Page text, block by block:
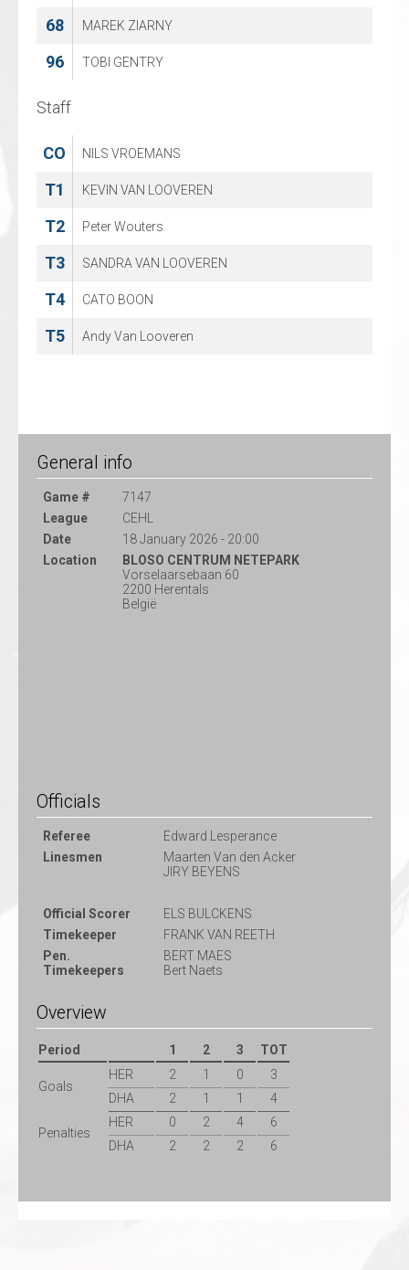
68 MAREK ZIARNY
96 TOBI GENTRY
Staff
CO NILS VROEMANS
T1 KEVIN VAN LOOVEREN
T2 Peter Wouters
T3 SANDRA VAN LOOVEREN
T4 CATO BOON
T5 Andy Van Looveren
91 Rodinyo Bijsterbosch
Staff
CO Marco Postma
T1 Jan Jaap Natte
T2 Jan van Klink
T3 Melanie van Gorkum
T4 Jimmy van Klink
T5 Leslie Kwantes
General info
Game #
7147
League
CEHL
Date
18 January 2026 - 20:00
Location
BLOSO CENTRUM NETEPARK
Vorselaarsebaan 60
2200 Herentals
België
Officials
Referee
Edward Lesperance
Linesmen
Maarten Van den Acker
JIRY BEYENS
Official Scorer
ELS BULCKENS
Timekeeper
FRANK VAN REETH
Pen.
Timekeepers
BERT MAES
Bert Naets
Overview
Period 1 2 3 TOT
Goals
HER 2 1 0
3
DHA
2 1 1 4
Penalties
HER 0 2 4
6
DHA
2 2 2 6